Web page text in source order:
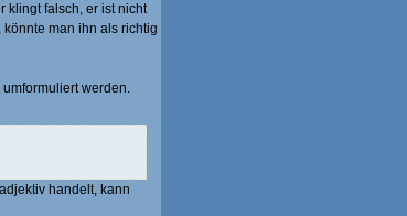
klingt falsch, er ist nicht
man ihn als richtig
werden.
handelt, kann